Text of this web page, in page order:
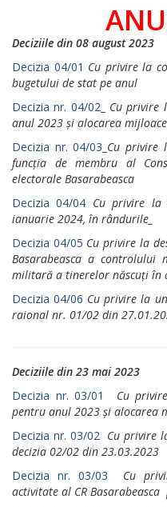
Deciziile din 08 august 2023
Decizia 04/01 Cu privire la
bugetului de stat pe anul
Decizia nr. 04/02_
Cu privire
anul 2023 și alocarea
Decizia nr. 04/03_ Cu privire
funcția de membru al
electorale Basarabeasca
Decizia 04/04 Cu privire la
ianuarie 2024, în rândurile_
Decizia 04/05 Cu privire la
Basarabeasca a controlului
militară a tinerelor născuți în
Decizia 04/06 Cu privire la
raional nr. 01/02 din
Deciziile din 23 mai 2023
Decizia nr. 03/01 Cu
pentru anul 2023 și alocarea
Decizia nr. 03/02 Cu privire
decizia 02/02 din 23.03.2023
Decizia nr. 03/03
Cu
activitate al CR